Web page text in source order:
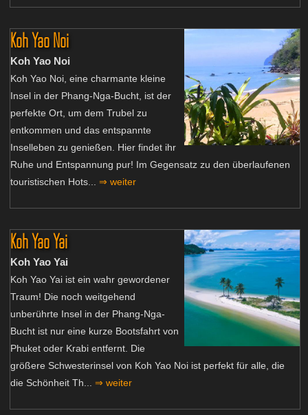
Koh Yao Noi
Koh Yao Noi
Koh Yao Noi, eine charmante kleine
Insel in der Phang-Nga-Bucht, ist der
perfekte Ort, um dem Trubel zu
entkommen und das entspannte
Inselleben zu genießen. Hier findet ihr
Ruhe und Entspannung pur! Im Gegensatz zu den überlaufenen
touristischen Hots... ⇒ weiter
Koh Yao Yai
Koh Yao Yai
Koh Yao Yai ist ein wahr gewordener
Traum! Die noch weitgehend
unberührte Insel in der Phang-Nga-
Bucht ist nur eine kurze Bootsfahrt von
Phuket oder Krabi entfernt. Die
größere Schwesterinsel von Koh Yao Noi ist perfekt für alle, die
die Schönheit Th... ⇒ weiter